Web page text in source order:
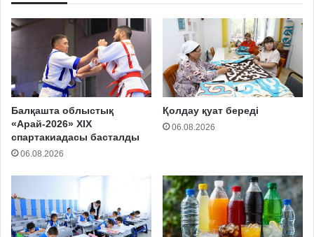
Балқашта облыстық
«Арай-2026» XIX
спартакиадасы басталды
06.08.2026
Қолдау қуат береді
06.08.2026